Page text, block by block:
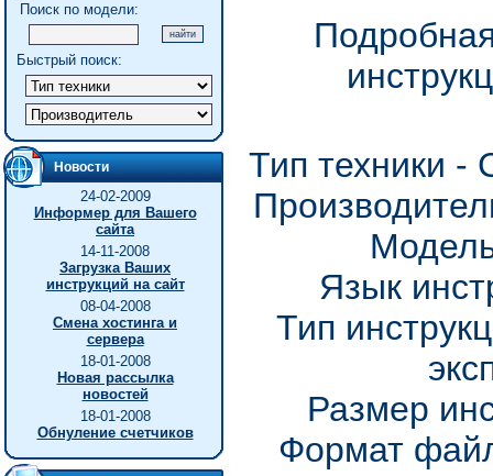
Поиск по модели:
Быстрый поиск:
Новости
24-02-2009
Информер для Вашего
сайта
14-11-2008
Загрузка Ваших
инструкций на сайт
08-04-2008
Смена хостинга и
сервера
18-01-2008
Новая рассылка
новостей
18-01-2008
Обнуление счетчиков
Тип техники
Язык
Тип
Размер
Формат